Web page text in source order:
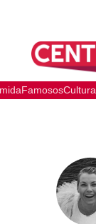
FamososCultura